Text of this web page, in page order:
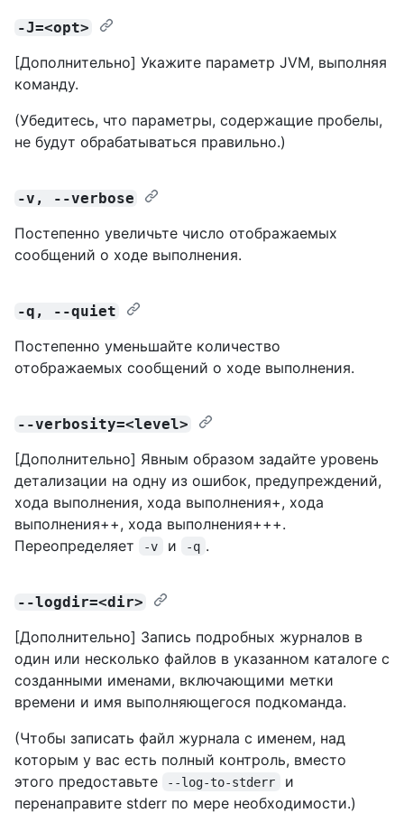
-J=<opt>
[Дополнительно] Укажите параметр JVM, выполняя
команду.
(Убедитесь, что параметры, содержащие пробелы,
не будут обрабатываться правильно.)
-v, --verbose
Постепенно увеличьте число отображаемых
сообщений о ходе выполнения.
-q, --quiet
Постепенно уменьшайте количество
отображаемых сообщений о ходе выполнения.
--verbosity=<level>
[Дополнительно] Явным образом задайте уровень
детализации на одну из ошибок, предупреждений,
хода выполнения, хода выполнения+, хода
выполнения++, хода выполнения+++.
Переопределяет
-v и -q .
--logdir=<dir>
[Дополнительно] Запись подробных журналов в
один или несколько файлов в указанном каталоге с
созданными именами, включающими метки
времени и имя выполняющегося подкоманда.
(Чтобы записать файл журнала с именем, над
которым у вас есть полный контроль, вместо
этого предоставьте
--log-to-stderr
и
перенаправите stderr по мере необходимости.)